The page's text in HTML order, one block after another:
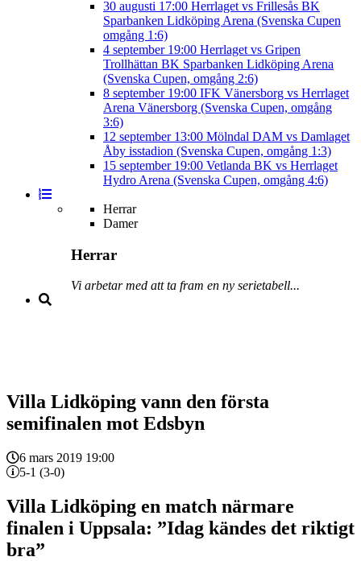
30 augusti 17:00 Herrlaget vs Frillesås BK
Sparbanken Lidköping Arena (Svenska Cupen
omgång 1:6)
4 september 19:00 Herrlaget vs Gripen
Trollhättan BK Sparbanken Lidköping Arena
(Svenska Cupen, omgång 2:6)
8 september 19:00 IFK Vänersborg vs Herrlaget
Arena Vänersborg (Svenska Cupen, omgång
3:6)
12 september 13:00 Mölndal DAM vs Damlaget
Åby isstadion (Svenska Cupen, omgång 1:3)
15 september 19:00 Vetlanda BK vs Herrlaget
Hydro Arena (Svenska Cupen, omgång 4:6)
Herrar
Damer
Herrar
Vi arbetar med att ta fram en ny serietabell...
Villa Lidköping vann den första
semifinalen mot Edsbyn
6 mars 2019 19:00
5-1 (3-0)
Villa Lidköping en match närmare
finalen i Uppsala: ”Idag kändes det riktigt
bra”